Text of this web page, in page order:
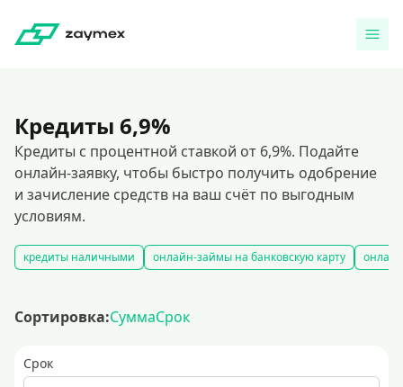
Кредиты 6,9%
Кредиты с процентной ставкой от 6,9%. Подайте
онлайн-заявку, чтобы быстро получить одобрение
и зачисление средств на ваш счёт по выгодным
условиям.
кредиты наличными онлайн-займы на банковскую карту
Сортировка:СуммаСрок
Срок